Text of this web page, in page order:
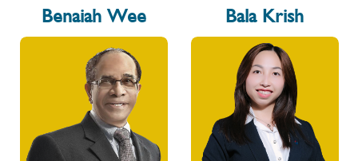
Benaiah Wee Bala Krish